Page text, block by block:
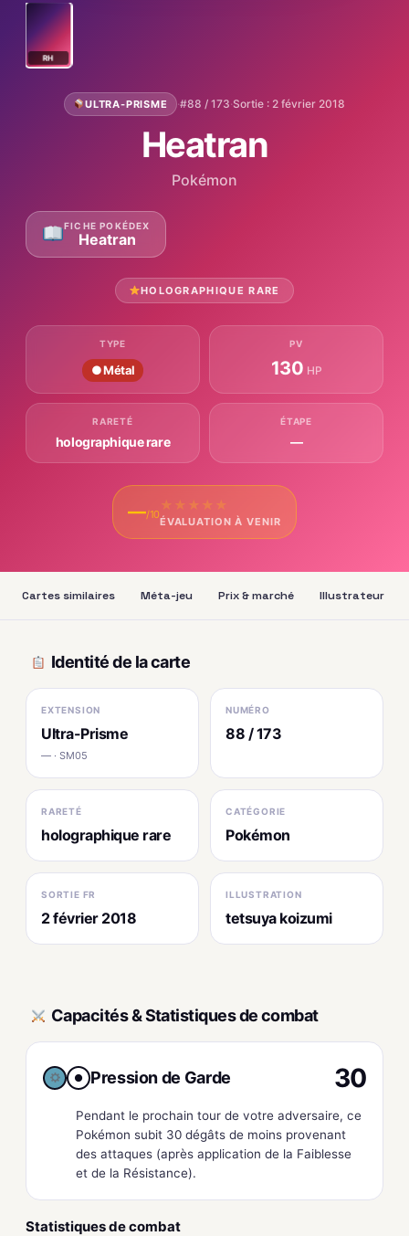
RH
ULTRA-PRISME ·#88 / 173·Sortie : 2 février 2018
Heatran
Pokémon
FICHE POKÉDEX
Heatran
HOLOGRAPHIQUE RARE
TYPE
● Métal
PV
130 HP
RARETÉ
holographique rare
ÉTAPE
—
—/10
★ ★ ★ ★ ★
ÉVALUATION À VENIR
Cartes similaires Méta-jeu Prix & marché Illustrateur
Identité de la carte
EXTENSION
Ultra-Prisme
— · SM05
NUMÉRO
88 / 173
RARETÉ
holographique rare
CATÉGORIE
Pokémon
SORTIE FR
2 février 2018
ILLUSTRATION
tetsuya koizumi
Capacités & Statistiques de combat
● Pression de Garde 30
Pendant le prochain tour de votre adversaire, ce
Pokémon subit 30 dégâts de moins provenant
des attaques (après application de la Faiblesse
et de la Résistance).
Statistiques de combat